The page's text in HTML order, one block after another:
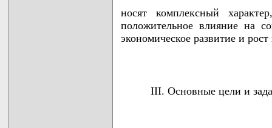
носят комплексный
положительное влияние на
экономическое развитие и рост
III. Основные цели и